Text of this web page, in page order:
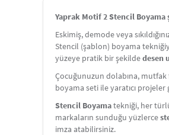
Yaprak Motif 2 Stencil
Eskimiş, demode veya
Stencil (şablon) boyama
yüzeye pratik bir şekildedesen
Çocuğunuzun dolabına, mutfak
boyama seti ile yaratıcı
Stencil Boyamatekniği, her
markaların sunduğu yüzlerce
imza atabilirsiniz.